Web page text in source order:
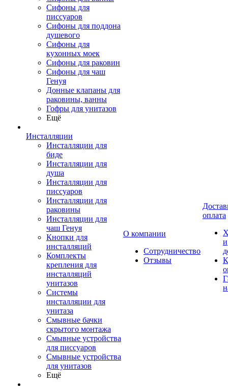
Сифоны для
писсуаров
Сифоны для поддона
душевого
Сифоны для
кухонных моек
Сифоны для раковин
Сифоны для чаш
Генуя
Донные клапаны для
раковины, ванны
Гофры для унитазов
Ещё
Инсталляции
Инсталляции для
биде
Инсталляции для
душа
Инсталляции для
писсуаров
Инсталляции для
раковины
Инсталляции для
чаш Генуя
Кнопки для
инсталляций
Комплекты
крепления для
инсталляций
унитазов
Системы
инсталляции для
унитаза
Смывные бачки
скрытого монтажа
Смывные устройства
для писсуаров
Смывные устройства
для унитазов
Ещё
О компании
Сотрудничество
Отзывы
оплата
и